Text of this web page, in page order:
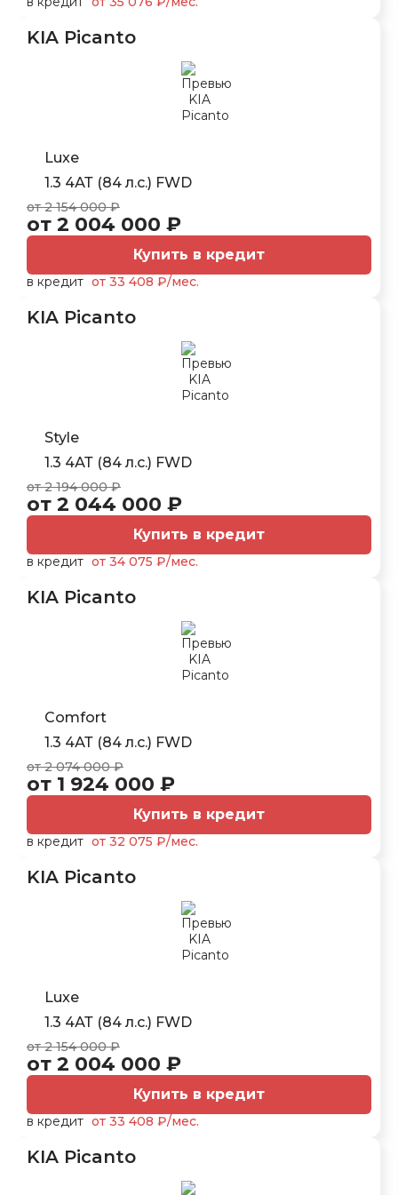
KIA Picanto
Luxe
1.3 4АТ (84 л.с.) FWD
от 2 154 000 ₽
от 2 004 000 ₽
Купить в кредит
в кредит от 33 408 ₽/мес.
KIA Picanto
Style
1.3 4АТ (84 л.с.) FWD
от 2 194 000 ₽
от 2 044 000 ₽
Купить в кредит
в кредит от 34 075 ₽/мес.
KIA Picanto
Comfort
1.3 4АТ (84 л.с.) FWD
от 2 074 000 ₽
от 1 924 000 ₽
Купить в кредит
в кредит от 32 075 ₽/мес.
KIA Picanto
Luxe
1.3 4АТ (84 л.с.) FWD
от 2 154 000 ₽
от 2 004 000 ₽
Купить в кредит
в кредит от 33 408 ₽/мес.
KIA Picanto